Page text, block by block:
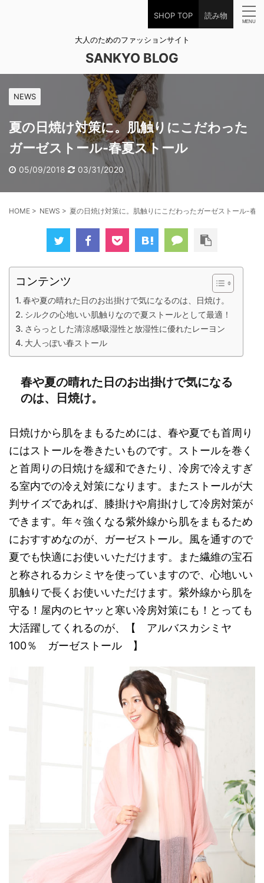
SHOP TOP 読み物
大人のためのファッションサイト
SANKYO BLOG
NEWS
夏の日焼け対策に。肌触りにこだわった
ガーゼストール-春夏ストール
05/09/2018 03/31/2020
HOME > NEWS > 夏の日焼け対策に。肌触りにこだわったガーゼストール-春
コンテンツ
春や夏の晴れた日のお出掛けで気になるのは、日焼け。
シルクの心地いい肌触りなので夏ストールとして最適！
さらっとした清涼感!吸湿性と放湿性に優れたレーヨン
大人っぽい春ストール
春や夏の晴れた日のお出掛けで気になる
のは、日焼け。
日焼けから肌をまもるためには、春や夏でも首周り
にはストールを巻きたいものです。ストールを巻く
と首周りの日焼けを緩和できたり、冷房で冷えすぎ
る室内での冷え対策になります。またストールが大
判サイズであれば、膝掛けや肩掛けして冷房対策が
できます。年々強くなる紫外線から肌をまもるため
におすすめなのが、ガーゼストール。風を通すので
夏でも快適にお使いいただけます。また繊維の宝石
と称されるカシミヤを使っていますので、心地いい
肌触りで長くお使いいただけます。紫外線から肌を
守る！屋内のヒヤッと寒い冷房対策にも！とっても
大活躍してくれるのが、【 アルバスカシミヤ
100％ ガーゼストール 】